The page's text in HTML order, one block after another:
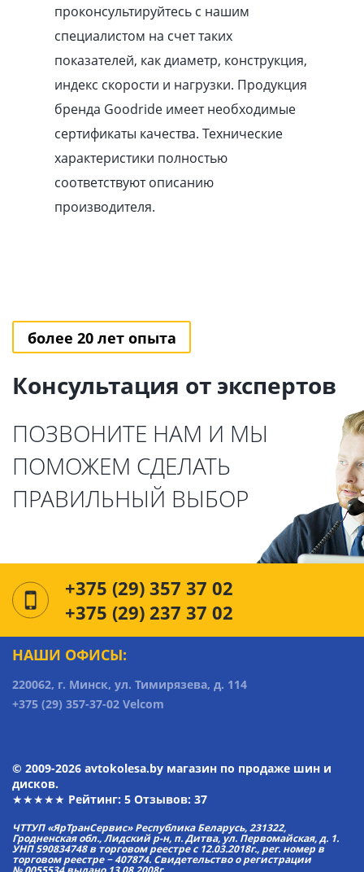
проконсультируйтесь с нашим
специалистом на счет таких
показателей, как диаметр, конструкция,
индекс скорости и нагрузки. Продукция
бренда Goodride имеет необходимые
сертификаты качества. Технические
характеристики полностью
соответствуют описанию
производителя.
более 20 лет опыта
Консультация от экспертов
ПОЗВОНИТЕ НАМ И МЫ
ПОМОЖЕМ СДЕЛАТЬ
ПРАВИЛЬНЫЙ ВЫБОР
+375 (29) 357 37 02
+375 (29) 237 37 02
НАШИ ОФИСЫ:
220062, г. Минск, ул. Тимирязева, д. 114
+375 (29) 357-37-02 Velcom
© 2009-2026 avtokolesa.by магазин по продаже шин и
дисков.
★★★★★ Рейтинг: 5 Отзывов: 37
ЧТТУП «ЯрТранСервис» Республика Беларусь, 231322,
Гродненская обл., Лидский р-н, п. Дитва, ул. Первомайская, д. 1.
УНП 590834748 в торговом реестре с 12.03.2018г., рег. номер в
торговом реестре − 407874. Свидетельство о регистрации